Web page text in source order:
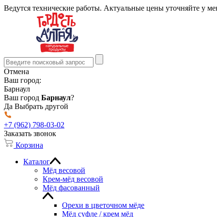
Ведутся технические работы. Актуальные цены уточняйте у
Отмена
Ваш город:
Барнаул
Ваш город Барнаул?
Да Выбрать другой
+7 (962) 798-03-02
Заказать звонок
Корзина
Каталог
Мёд весовой
Крем-мёд весовой
Мёд фасованный
Орехи в цветочном мёде
Мёд суфле / крем мёд